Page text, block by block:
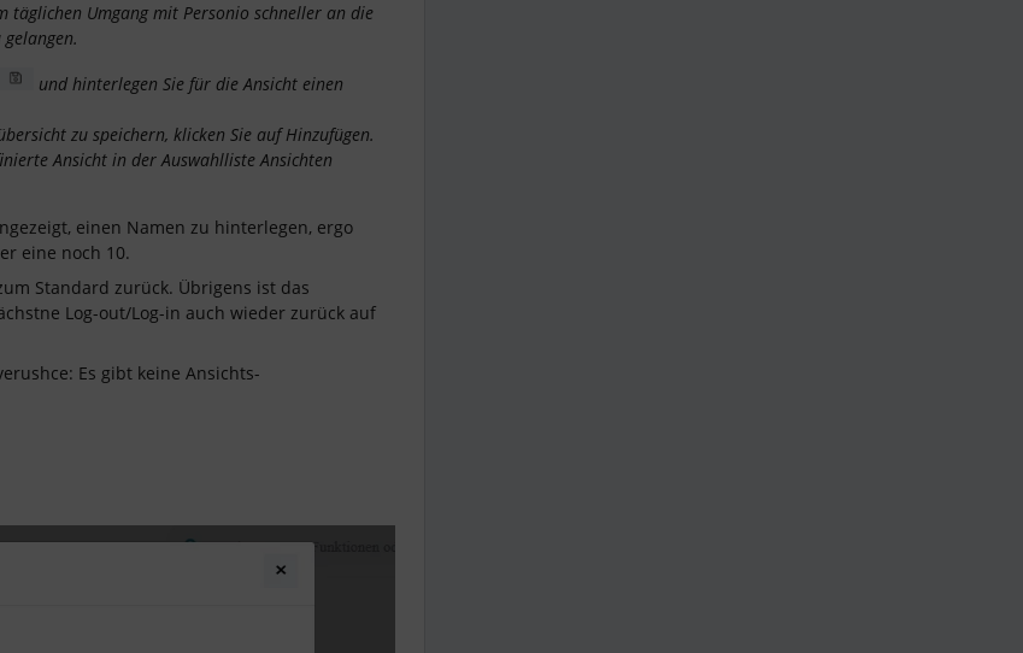
täglichen Umgang mit Personio schneller an die
und hinterlegen Sie für die Ansicht einen
zu speichern, klicken Sie auf Hinzufügen.
Ansicht in der Auswahlliste Ansichten
einen Namen zu hinterlegen, ergo
eine noch 10.
Standard zurück. Übrigens ist das
Log-out/Log-in auch wieder zurück auf
Es gibt keine Ansichts-